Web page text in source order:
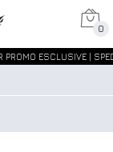
0
ESCLUSIVE |